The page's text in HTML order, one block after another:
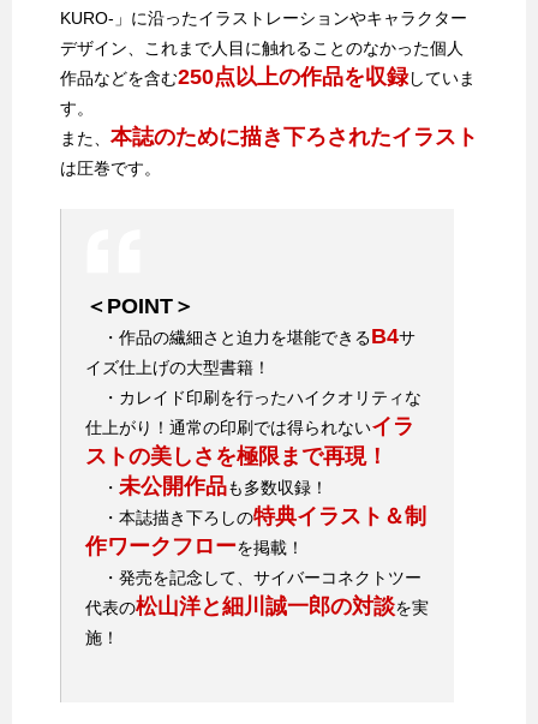
KURO-」に沿ったイラストレーションやキャラクター
デザイン、これまで人目に触れることのなかった個人
作品などを含む250点以上の作品を収録していま
す。
また、 本誌のために描き下ろされたイラスト
は圧巻です。
＜POINT＞
・作品の繊細さと迫力を堪能できるB4サ
イズ仕上げの大型書籍！
・カレイド印刷を行ったハイクオリティな
仕上がり！通常の印刷では得られないイラ
ストの美しさを極限まで再現！
・ 未公開作品も多数収録！
・本誌描き下ろしの特典イラスト＆制
作ワークフローを掲載！
・発売を記念して、サイバーコネクトツー
代表の松山洋と細川誠一郎の対談を実
施！